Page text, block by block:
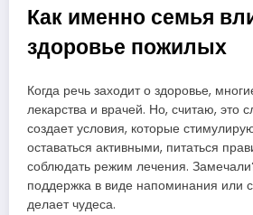
Как именно семья
здоровье пожилых
Когда речь заходит о здоровье,
лекарства и врачей. Но, считаю, это
создает условия, которые
оставаться активными, питаться
соблюдать режим лечения.
поддержка в виде напоминания или
делает чудеса.